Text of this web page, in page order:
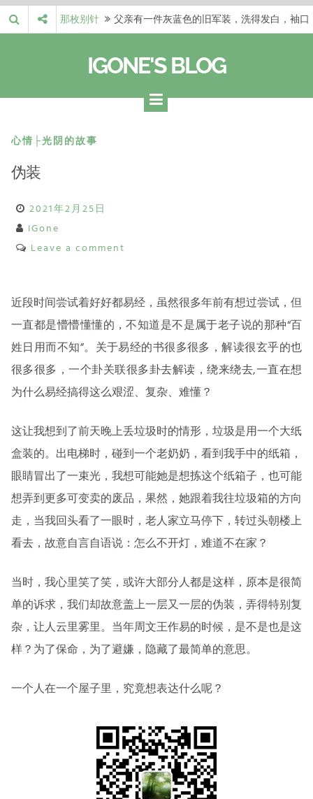
Skip
to
那枚别针
父亲有一件灰蓝色的旧军装，洗得发白，袖口
自己的生活和命…
梁冬 |…
梁冬：有一些人在某个阶段掌握了第一性原
理，完成了一次彻…
梁冬 |…
梁冬：总还有那么百分之一的人，既不努力，
IGONE'S BLOG
心情├光阴的故事
伪装
2021年2月25日
IGone
Leave a comment
近段时间尝试着好好都易经，虽然很多年前有想过尝试，但
一直都是懵懵懂懂的，不知道是不是属于老子说的那种“百
姓日用而不知”。关于易经的书很多很多，解读很玄乎的也
很多很多，一个卦关联很多卦去解读，绕来绕去,一直在想
为什么易经搞得这么艰涩、复杂、难懂？
这让我想到了前天晚上丢垃圾时的情形，垃圾是用一个大纸
盒装的。出电梯时，碰到一个老奶奶，看到我手中的纸箱，
眼睛冒出了一束光，我想可能她是想拣这个纸箱子，也可能
想弄到更多可变卖的废品，果然，她跟着我往垃圾箱的方向
走，当我回头看了一眼时，老人家立马停下，转过头朝楼上
看去，故意自言自语说：怎么不开灯，难道不在家？
当时，我心里笑了笑，或许大部分人都是这样，原本是很简
单的诉求，我们却故意盖上一层又一层的伪装，弄得特别复
杂，让人云里雾里。当年周文王作易的时候，是不是也是这
样？为了保命，为了避嫌，隐藏了最简单的意思。
一个人在一个屋子里，究竟想表达什么呢？